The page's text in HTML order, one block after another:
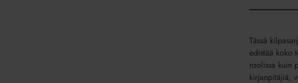
Tässä
edistää koko
roolissa kuin
kirjanpitäjiä,